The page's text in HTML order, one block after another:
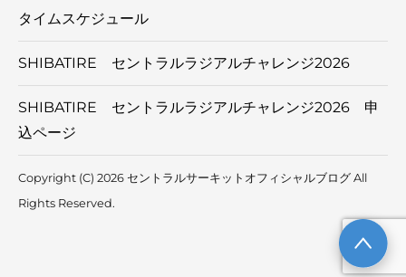
タイムスケジュール
SHIBATIRE セントラルラジアルチャレンジ2026
SHIBATIRE セントラルラジアルチャレンジ2026 申
込ページ
Copyright (C) 2026 セントラルサーキットオフィシャルブログ All
Rights Reserved.